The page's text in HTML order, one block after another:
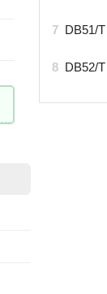
7 DB51/T
8 DB52/T